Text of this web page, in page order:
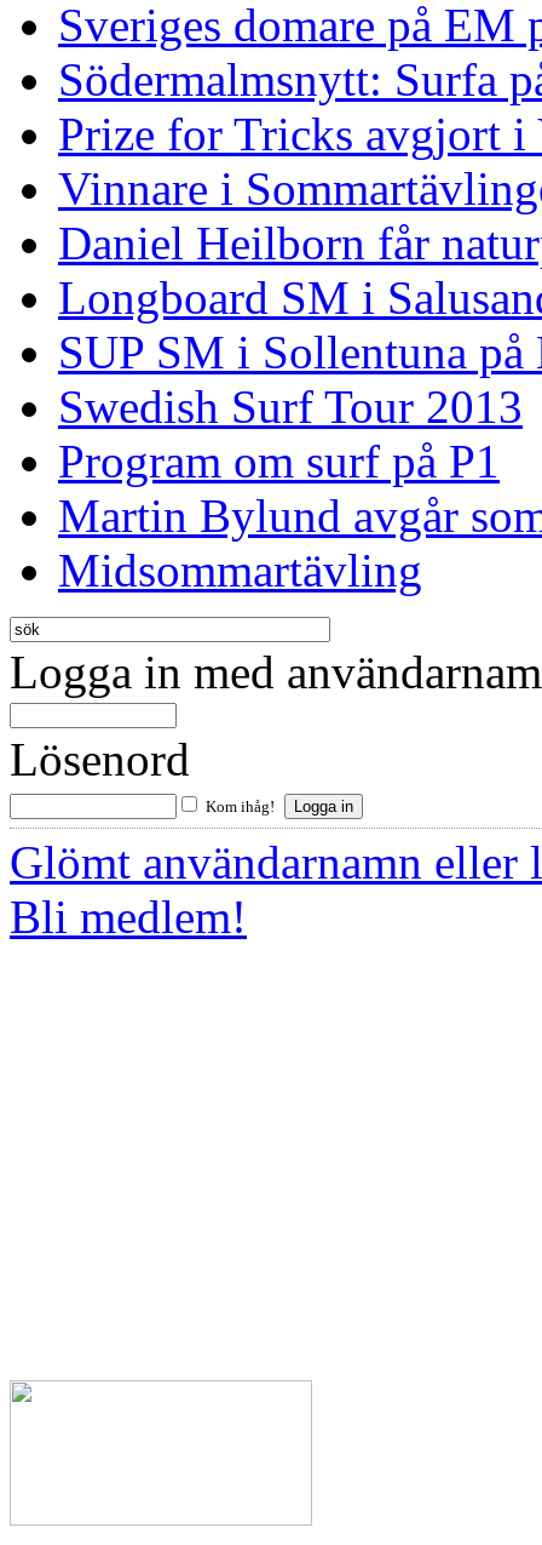
Sveriges domare på EM
Södermalmsnytt: Surfa
Prize for Tricks avgjort i
Vinnare i
Daniel Heilborn får
Longboard SM i
SUP SM i Sollentuna på
Swedish Surf Tour 2013
Program om surf på P1
Martin Bylund avgår
Midsommartävling
Logga in med
Lösenord
Kom ihåg!
Glömt användarnamn eller
Bli medlem!